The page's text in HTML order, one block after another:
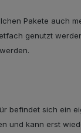
Pakete auch
genutzt
befindet sich ein
und kann erst